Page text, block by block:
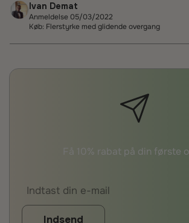
Ivan Demat
Anmeldelse 05/03/2022
Køb: Flerstyrke med glidende overgang
Få 10% rabat på din første
Indsend